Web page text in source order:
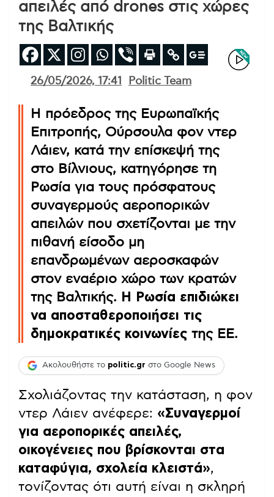
απειλές από drones στις χώρες
της Βαλτικής
26/05/2026, 17:41 Politic Team
Η πρόεδρος της Ευρωπαϊκής
Επιτροπής, Ούρσουλα φον ντερ
Λάιεν, κατά την επίσκεψή της
στο Βίλνιους, κατηγόρησε τη
Ρωσία για τους πρόσφατους
συναγερμούς αεροπορικών
απειλών που σχετίζονται με την
πιθανή είσοδο μη
επανδρωμένων αεροσκαφών
στον εναέριο χώρο των κρατών
της Βαλτικής. Η Ρωσία επιδιώκει
να αποσταθεροποιήσει τις
δημοκρατικές κοινωνίες της ΕΕ.
Ακολουθήστε το politic.gr στο Google News
Σχολιάζοντας την κατάσταση, η φον
ντερ Λάιεν ανέφερε: «Συναγερμοί
για αεροπορικές απειλές,
οικογένειες που βρίσκονται στα
καταφύγια, σχολεία κλειστά»,
τονίζοντας ότι αυτή είναι η σκληρή